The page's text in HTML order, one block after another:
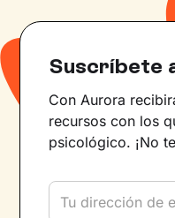
Suscríbete
Con Aurora
recursos con los
psicológico. ¡No